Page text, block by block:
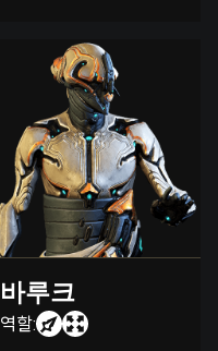
바루크
역할: